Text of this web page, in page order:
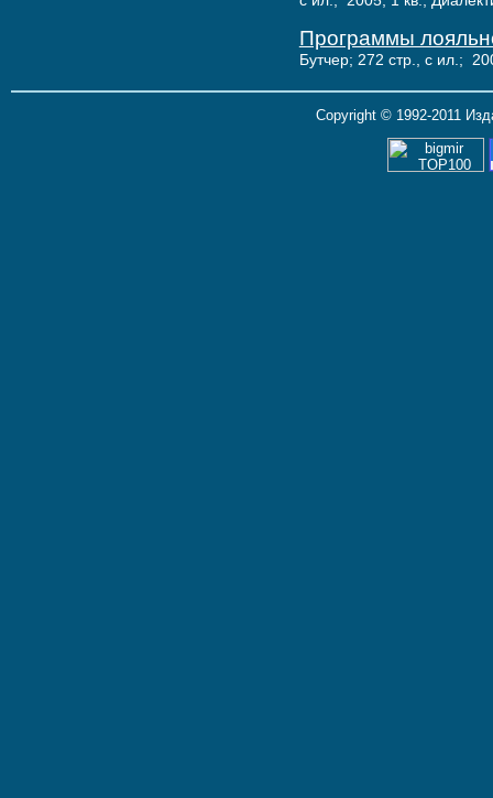
Программы
Бутчер; 272 стр., с ил.;
Copyright © 1992-2011